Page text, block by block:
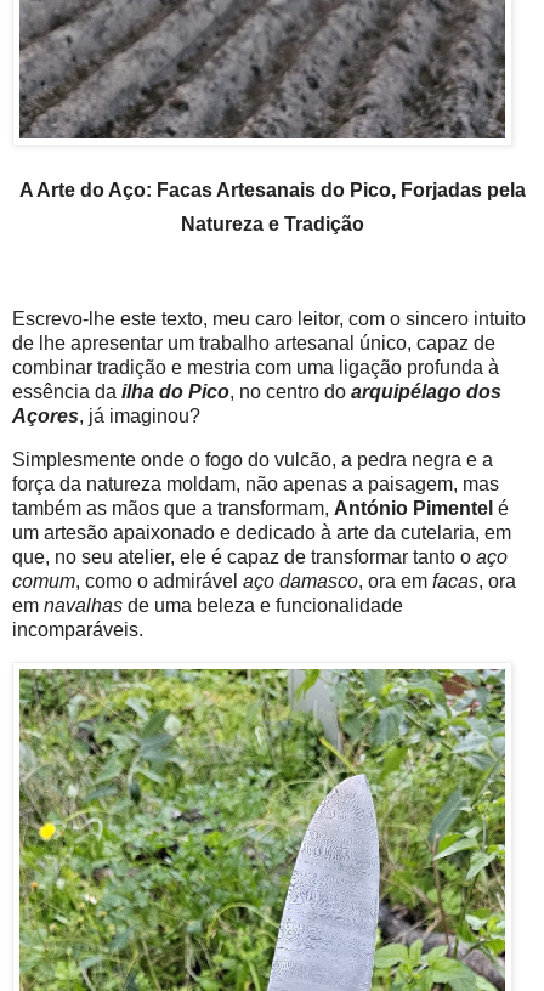
A Arte do Aço: Facas Artesanais do Pico, Forjadas pela
Natureza e Tradição
Escrevo-lhe este texto, meu caro leitor, com o sincero intuito
de lhe apresentar um trabalho artesanal único, capaz de
combinar tradição e mestria com uma ligação profunda à
essência da ilha do Pico, no centro do arquipélago dos
Açores, já imaginou?
Simplesmente onde o fogo do vulcão, a pedra negra e a
força da natureza moldam, não apenas a paisagem, mas
também as mãos que a transformam, António Pimentel é
um artesão apaixonado e dedicado à arte da cutelaria, em
que, no seu atelier, ele é capaz de transformar tanto o aço
comum, como o admirável aço damasco, ora em facas, ora
em navalhas de uma beleza e funcionalidade
incomparáveis.